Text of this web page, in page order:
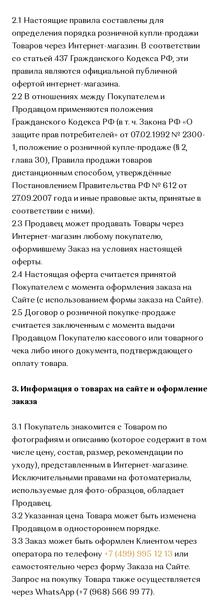
2.1 Настоящие правила составлены для
определения порядка розничной купли-продажи
Товаров через Интернет-магазин. В соответствии
со статьей 437 Гражданского Кодекса РФ, эти
правила являются официальной публичной
офертой интернет-магазина.
2.2 В отношениях между Покупателем и
Продавцом применяются положения
Гражданского Кодекса РФ (в т. ч. Закона РФ «О
защите прав потребителей» от 07.02.1992 № 2300-
1, положение о розничной купле-продаже (§ 2,
глава 30), Правила продажи товаров
дистанционным способом, утверждённые
Постановлением Правительства РФ № 612 от
27.09.2007 года и иные правовые акты, принятые в
соответствии с ними).
2.3 Продавец может продавать Товары через
Интернет-магазин любому покупателю,
оформившему Заказ на условиях настоящей
оферты.
2.4 Настоящая оферта считается принятой
Покупателем с момента оформления заказа на
Сайте (с использованием формы заказа на Сайте).
2.5 Договор о розничной покупке-продаже
считается заключенным с момента выдачи
Продавцом Покупателю кассового или товарного
чека либо иного документа, подтверждающего
оплату товара.
3. Информация о товарах на сайте и оформление
заказа
3.1 Покупатель знакомится с Товаром по
фотографиям и описанию (которое содержит в том
числе цену, состав, размер, рекомендации по
уходу), представленным в Интернет-магазине.
Исключительными правами на фотоматериалы,
используемые для фото-образцов, обладает
Продавец.
3.2 Указанная цена Товара может быть изменена
Продавцом в одностороннем порядке.
3.3 Заказ может быть оформлен Клиентом через
оператора по телефону +7 (499) 995 12 13 или
самостоятельно через форму Заказа на Сайте.
Запрос на покупку Товара также осуществляется
через WhatsApp (+7 (968) 566 99 77).